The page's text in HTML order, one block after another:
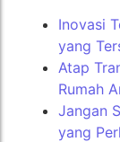
Inovasi
yang
Atap
Rumah
Jangan
yang